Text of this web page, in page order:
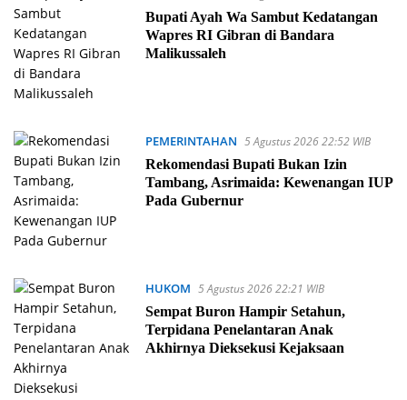
Bupati Ayah Wa Sambut Kedatangan
Wapres RI Gibran di Bandara
Malikussaleh
PEMERINTAHAN 5 Agustus 2026 22:52 WIB
Rekomendasi Bupati Bukan Izin
Tambang, Asrimaida: Kewenangan IUP
Pada Gubernur
HUKOM 5 Agustus 2026 22:21 WIB
Sempat Buron Hampir Setahun,
Terpidana Penelantaran Anak
Akhirnya Dieksekusi Kejaksaan